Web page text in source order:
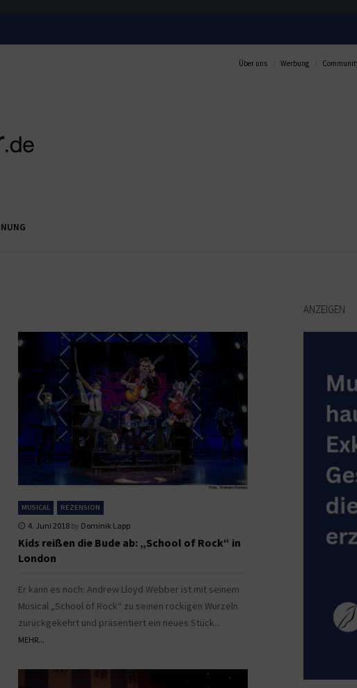
Über uns Werbung
MUSICAL REZENSION
4. Juni 2018 by Dominik Lapp
Kids reißen die Bude ab: „School of Rock“ in
London
Er kann es noch: Andrew Lloyd Webber ist mit seinem
Musical „School of Rock“ zu seinen rockigen Wurzeln
zurückgekehrt und präsentiert ein neues Stück...
MEHR...
ANZEIGEN